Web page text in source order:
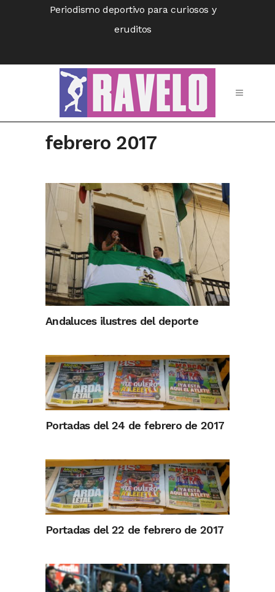
Periodismo deportivo para curiosos y
eruditos
febrero 2017
Andaluces ilustres del deporte
Portadas del 24 de febrero de 2017
Portadas del 22 de febrero de 2017